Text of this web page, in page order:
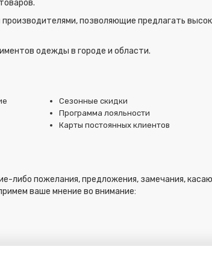
позволяющие предлагать
одежды в городе и области.
Сезонные скидки
Программа лояльности
Карты постоянных клиентов
либо пожелания, предложения, замечания,
ваше мнение во внимание: